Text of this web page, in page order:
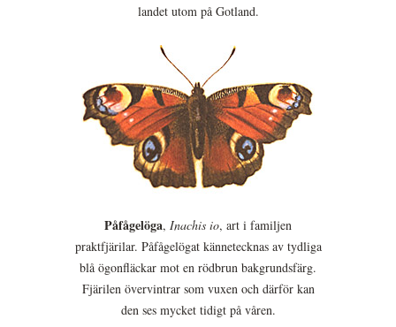
landet utom på Gotland.
Påfågelöga, Inachis io, art i familjen
praktfjärilar. Påfågelögat kännetecknas av tydliga
blå ögonfläckar mot en rödbrun bakgrundsfärg.
Fjärilen övervintrar som vuxen och därför kan
den ses mycket tidigt på våren.